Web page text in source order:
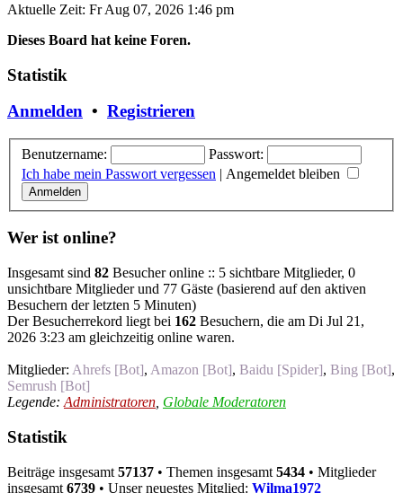
Aktuelle Zeit: Fr Aug 07, 2026 1:46 pm
Dieses Board hat keine Foren.
Statistik
Anmelden • Registrieren
Benutzername:
Passwort:
Ich habe mein Passwort vergessen | Angemeldet bleiben
Wer ist online?
Insgesamt sind 82 Besucher online :: 5 sichtbare Mitglieder, 0
unsichtbare Mitglieder und 77 Gäste (basierend auf den aktiven
Besuchern der letzten 5 Minuten)
Der Besucherrekord liegt bei 162 Besuchern, die am Di Jul 21,
2026 3:23 am gleichzeitig online waren.
Mitglieder: Ahrefs [Bot], Amazon [Bot], Baidu [Spider], Bing [Bot],
Semrush [Bot]
Legende: Administratoren Globale Moderatoren
Statistik
Beiträge insgesamt 57137 • Themen insgesamt 5434 • Mitglieder
insgesamt 6739 • Unser neuestes Mitglied: Wilma1972